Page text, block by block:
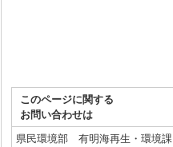
このページに関する
お問い合わせは
県民環境部 有明海再生・環境課